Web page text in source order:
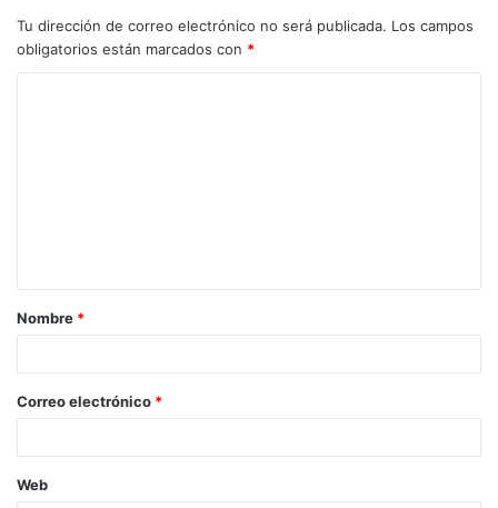
Tu dirección de correo electrónico no será publicada. Los campos
obligatorios están marcados con *
Nombre *
Correo electrónico *
Web